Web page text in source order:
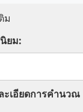
ม
ยม:
ะเอียดการคำนวณ